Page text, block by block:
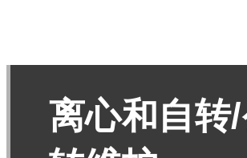
离心和自转